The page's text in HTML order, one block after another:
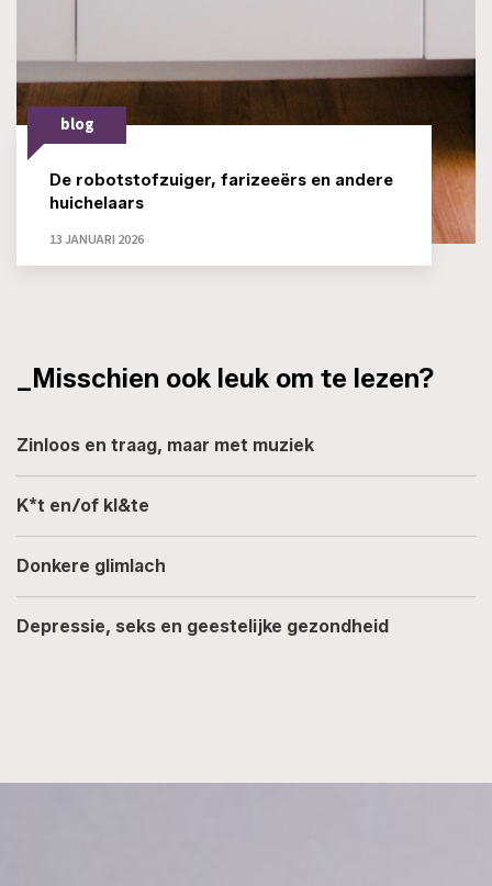
blog
De robotstofzuiger, farizeeërs en andere
huichelaars
13 JANUARI 2026
_Misschien ook leuk om te lezen?
Zinloos en traag, maar met muziek
K*t en/of kl&te
Donkere glimlach
Depressie, seks en geestelijke gezondheid